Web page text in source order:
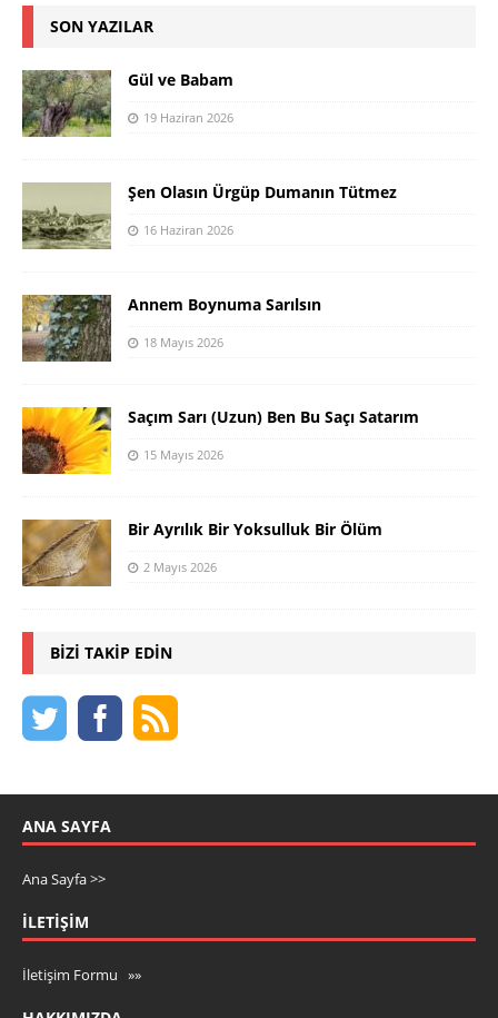
SON YAZILAR
Gül ve Babam
19 Haziran 2026
Şen Olasın Ürgüp Dumanın Tütmez
16 Haziran 2026
Annem Boynuma Sarılsın
18 Mayıs 2026
Saçım Sarı (Uzun) Ben Bu Saçı Satarım
15 Mayıs 2026
Bir Ayrılık Bir Yoksulluk Bir Ölüm
2 Mayıs 2026
BIZI TAKIP EDIN
ANA SAYFA
Ana Sayfa >>
İLETIŞIM
İletişim Formu »»